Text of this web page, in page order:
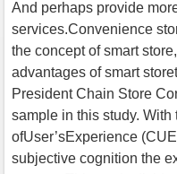
And perhaps provide
services.Convenience
the concept of smart
advantages of smart
President Chain Store
sample in this study. With
ofUser’sExperience
subjective cognition the